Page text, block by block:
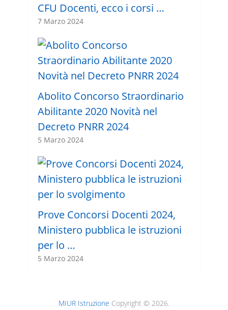
CFU Docenti, ecco i corsi …
7 Marzo 2024
Abolito Concorso Straordinario
Abilitante 2020 Novità nel
Decreto PNRR 2024
5 Marzo 2024
Prove Concorsi Docenti 2024,
Ministero pubblica le istruzioni
per lo …
5 Marzo 2024
MIUR Istruzione Copyright © 2026.